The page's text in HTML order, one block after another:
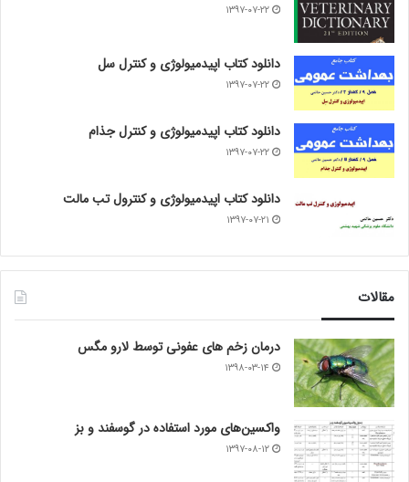
۱۳۹۷-۰۷-۲۲
دانلود کتاب اپیدمیولوژی و کنترل سل
۱۳۹۷-۰۷-۲۲
دانلود کتاب اپیدمیولوژی و کنترل جذام
۱۳۹۷-۰۷-۲۲
دانلود کتاب اپیدمیولوژی و کنترول تب مالت
۱۳۹۷-۰۷-۲۱
مقالات
درمان زخم های عفونی توسط لارو مگس
۱۳۹۸-۰۳-۱۴
واکسین‌های مورد استفاده در گوسفند و بز
۱۳۹۷-۰۸-۱۲